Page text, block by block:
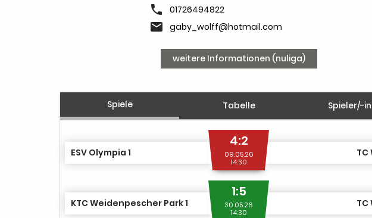
phone 01726494822
email gaby_wolff@hotmail.com
weitere Informationen (nuliga)
Spiele Tabelle Spieler/-
ESV Olympia 1
4:2
09.05.26
14:30
TC
KTC Weidenpescher Park 1
1:5
30.05.26
14:30
TC